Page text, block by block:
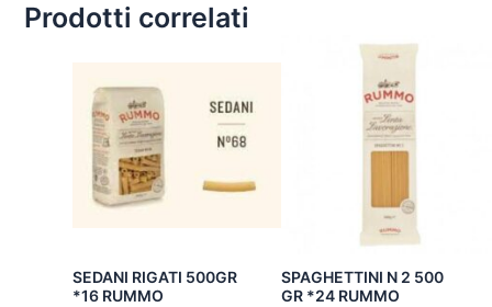
Prodotti correlati
SEDANI RIGATI 500GR
*16 RUMMO
SPAGHETTINI N 2 500
GR *24 RUMMO